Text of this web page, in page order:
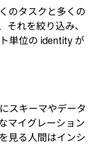
のタスクと多くの
それを絞り込み、
単位の identity が
スキーマやデータ
マイグレーション
見る人間はインシ